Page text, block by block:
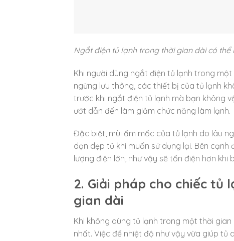
Ngắt điện tủ lạnh trong thời gian dài có
Khi người dùng ngắt điện tủ lạnh trong
ngừng lưu thông, các thiết bị của tủ lạnh
trước khi ngắt điện tủ lạnh mà bạn không
ướt dẫn đến làm giảm chức năng làm lạnh.
Đặc biệt, mùi ẩm mốc của tủ lạnh do lâu
dọn dẹp tủ khi muốn sử dụng lại. Bên
lượng điện lớn, như vậy sẽ tốn điện hơn
2. Giải pháp cho chiếc
gian dài
Khi không dùng tủ lạnh trong một thời
nhất. Việc để nhiệt độ như vậy vừa giúp